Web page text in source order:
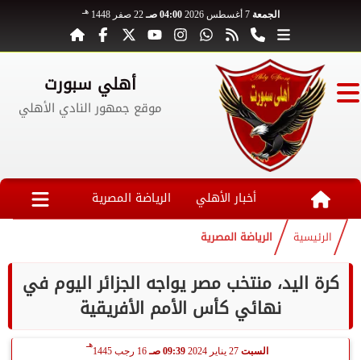
الجمعة 7 أغسطس 2026 04:00 صـ 22 صفر 1448 هـ
أهلي سبورت
موقع جمهور النادي الأهلي
أخبار الأهلي الرياضة المصرية
الرئيسية الرياضة المصرية
كرة اليد، منتخب مصر يواجه الجزائر اليوم في
نهائي كأس الأمم الأفريقية
السبت 09:39 صـ 16 رجب 1445
هـ